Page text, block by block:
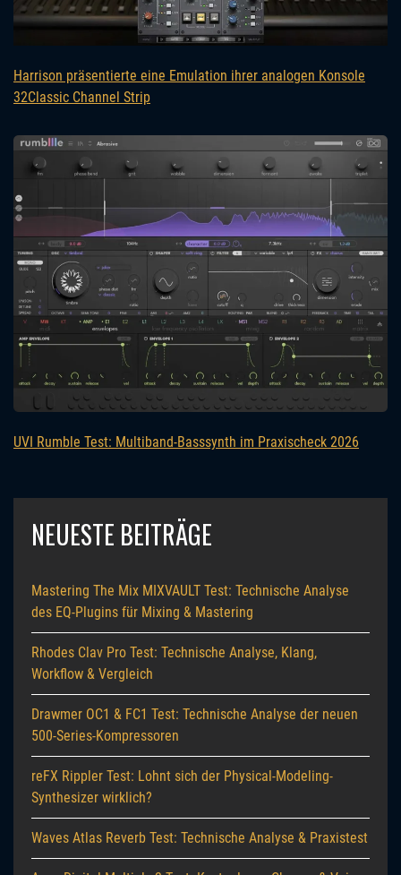
Harrison präsentierte eine Emulation ihrer analogen Konsole
32Classic Channel Strip
UVI Rumble Test: Multiband-Basssynth im Praxischeck 2026
NEUESTE BEITRÄGE
Mastering The Mix MIXVAULT Test: Technische Analyse
des EQ-Plugins für Mixing & Mastering
Rhodes Clav Pro Test: Technische Analyse, Klang,
Workflow & Vergleich
Drawmer OC1 & FC1 Test: Technische Analyse der neuen
500-Series-Kompressoren
reFX Rippler Test: Lohnt sich der Physical-Modeling-
Synthesizer wirklich?
Waves Atlas Reverb Test: Technische Analyse & Praxistest